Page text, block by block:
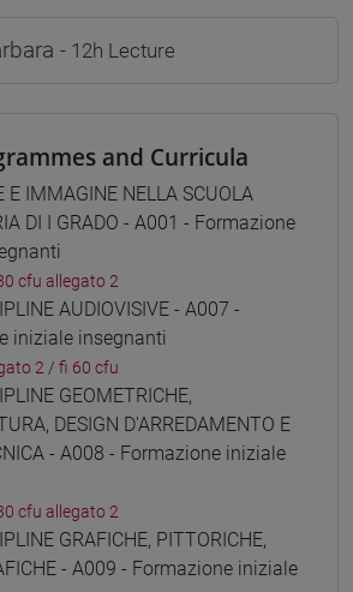
- 12h Lecture
and Curricula
E IMMAGINE NELLA SCUOLA
DI I GRADO - A001 - Formazione
cfu allegato 2
AUDIOVISIVE - A007 -
iniziale insegnanti
2 / fi 60 cfu
GEOMETRICHE,
DESIGN D'ARREDAMENTO E
- A008 - Formazione iniziale
cfu allegato 2
GRAFICHE, PITTORICHE,
- A009 - Formazione iniziale